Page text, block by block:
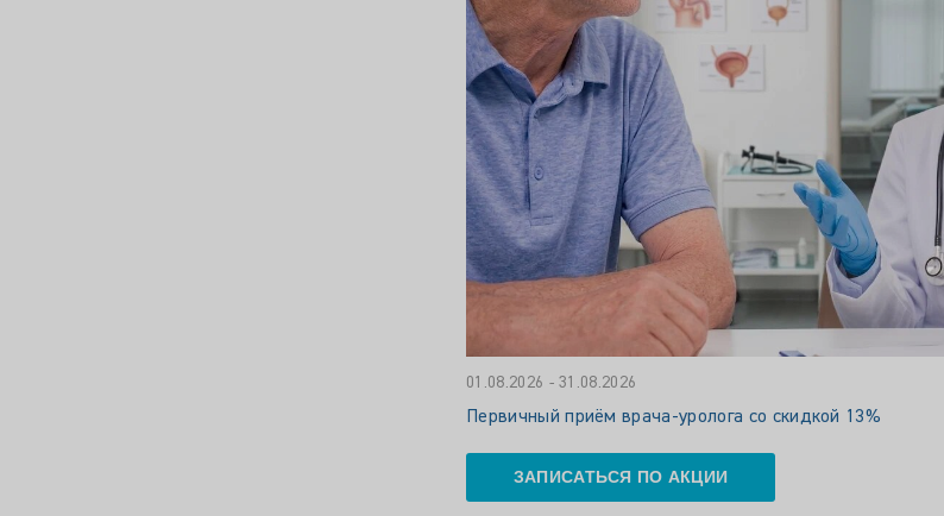
01.08.2026 - 31.08.2026
Первичный приём врача-уролога со скидкой 13%
ЗАПИСАТЬСЯ ПО АКЦИИ